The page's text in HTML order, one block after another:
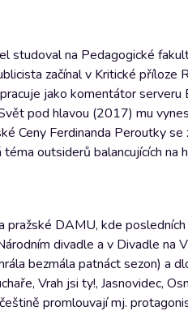
studoval na Pedagogické
začínal v Kritické
jako komentátor
pod hlavou (2017) mu
Ceny Ferdinanda Peroutky
outsiderů balancujících
pražské DAMU, kde
divadle a v Divadle
bezmála patnáct sezon) a
Vrah jsi ty!, Jasnovidec,
promlouvají mj.